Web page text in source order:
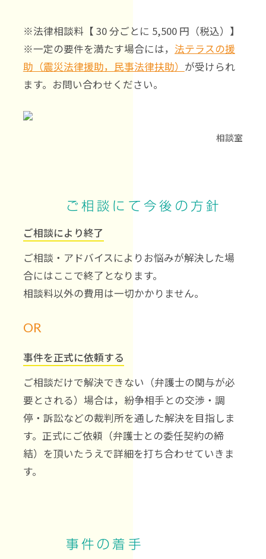
※法律相談料【 30 分ごとに 5,500 円（税込）】
※一定の要件を満たす場合には， 法テラスの援
助（震災法律援助，民事法律扶助） が受けられ
ます。お問い合わせください。
相談室
ご相談にて今後の方針
ご相談により終了
ご相談・アドバイスによりお悩みが解決した場
合にはここで終了となります。
相談料以外の費用は一切かかりません。
OR
事件を正式に依頼する
ご相談だけで解決できない（弁護士の関与が必
要とされる）場合は，紛争相手との交渉・調
停・訴訟などの裁判所を通した解決を目指しま
す。正式にご依頼（弁護士との委任契約の締
結）を頂いたうえで詳細を打ち合わせていきま
す。
事件の着手